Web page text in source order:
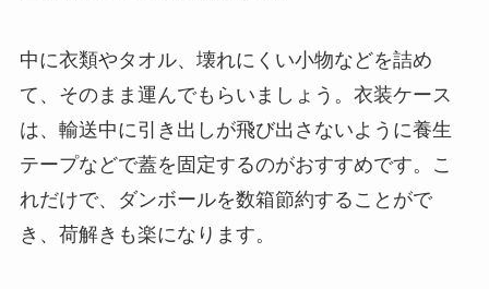
中に衣類やタオル、壊れにくい小物などを詰め
て、そのまま運んでもらいましょう。衣装ケース
は、輸送中に引き出しが飛び出さないように養生
テープなどで蓋を固定するのがおすすめです。こ
れだけで、
ダンボールを数箱節約することがで
き、荷解きも楽になります。